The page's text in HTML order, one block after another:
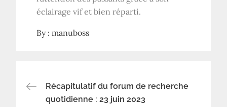
éclairage vif et bien réparti.
By :manuboss
Navigation
Récapitulatif du forum de recherche
quotidienne : 23 juin 2023